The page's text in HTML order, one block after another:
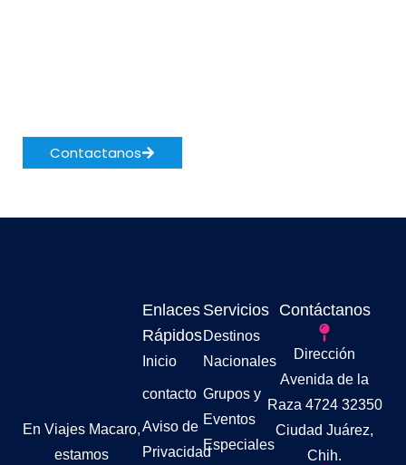
Contactanos
En Viajes Macaro,
estamos
Servicios
Destinos
Nacionales
Grupos y
Eventos
Especiales
Enlaces
Rápidos
Inicio
contacto
Aviso de
Privacidad
Contáctanos
Dirección
Avenida de la
Raza 4724 32350
Ciudad Juárez,
Chih.